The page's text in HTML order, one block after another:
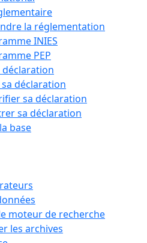
la réglementation
INIES
PEP
déclaration
sa déclaration
sa déclaration
sa déclaration
base
moteur de recherche
les archives